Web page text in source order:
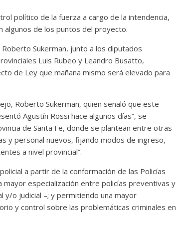
político de la fuerza a cargo de la intendencia,
algunos de los puntos del proyecto.
Sukerman, junto a los diputados
Luis Rubeo y Leandro Busatto,
de Ley que mañana mismo será elevado para
Roberto Sukerman, quien señaló que este
Agustín Rossi hace algunos días”, se
de Santa Fe, donde se plantean entre otras
y personal nuevos, fijando modos de ingreso,
a nivel provincial”.
a partir de la conformación de las Policías
especialización entre policías preventivas y
y/o judicial –; y permitiendo una mayor
y control sobre las problemáticas criminales en